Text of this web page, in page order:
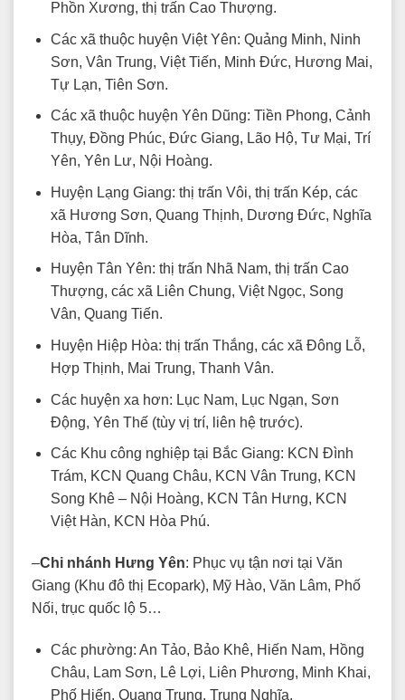
Phồn Xương, thị trấn Cao Thượng.
Các xã thuộc huyện Việt Yên: Quảng Minh, Ninh
Sơn, Vân Trung, Việt Tiến, Minh Đức, Hương Mai,
Tự Lạn, Tiên Sơn.
Các xã thuộc huyện Yên Dũng: Tiền Phong, Cảnh
Thụy, Đồng Phúc, Đức Giang, Lão Hộ, Tư Mại, Trí
Yên, Yên Lư, Nội Hoàng.
Huyện Lạng Giang: thị trấn Vôi, thị trấn Kép, các
xã Hương Sơn, Quang Thịnh, Dương Đức, Nghĩa
Hòa, Tân Dĩnh.
Huyện Tân Yên: thị trấn Nhã Nam, thị trấn Cao
Thượng, các xã Liên Chung, Việt Ngọc, Song
Vân, Quang Tiến.
Huyện Hiệp Hòa: thị trấn Thắng, các xã Đông Lỗ,
Hợp Thịnh, Mai Trung, Thanh Vân.
Các huyện xa hơn: Lục Nam, Lục Ngạn, Sơn
Động, Yên Thế (tùy vị trí, liên hệ trước).
Các Khu công nghiệp tại Bắc Giang: KCN Đình
Trám, KCN Quang Châu, KCN Vân Trung, KCN
Song Khê – Nội Hoàng, KCN Tân Hưng, KCN
Việt Hàn, KCN Hòa Phú.
–Chi nhánh Hưng Yên: Phục vụ tận nơi tại Văn
Giang (Khu đô thị Ecopark), Mỹ Hào, Văn Lâm, Phố
Nối, trục quốc lộ 5…
Các phường: An Tảo, Bảo Khê, Hiến Nam, Hồng
Châu, Lam Sơn, Lê Lợi, Liên Phương, Minh Khai,
Phố Hiến, Quang Trung, Trung Nghĩa.